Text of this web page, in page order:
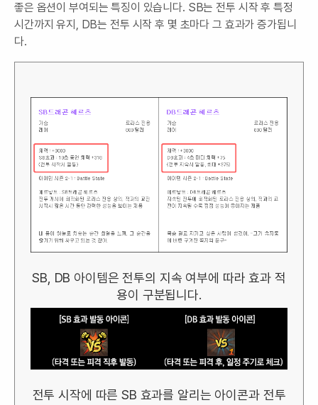
좋은 옵션이 부여되는 특징이 있습니다. SB는 전투 시작 후 특정
시간까지 유지, DB는 전투 시작 후 몇 초마다 그 효과가 증가됩니
다.
SB, DB 아이템은 전투의 지속 여부에 따라 효과 적
용이 구분됩니다.
전투 시작에 따른 SB 효과를 알리는 아이콘과 전투